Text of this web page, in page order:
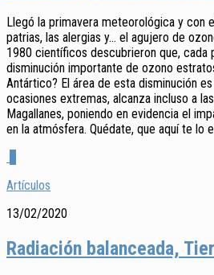
Llegó la primavera meteorológica y con
patrias, las alergias y… el agujero de
1980 científicos descubrieron que, cada
disminución importante de ozono
Antártico? El área de esta disminución
ocasiones extremas, alcanza incluso a
Magallanes, poniendo en evidencia el
en la atmósfera. Quédate, que aquí te lo
Artículos
13/02/2020
Radiación balanceada,